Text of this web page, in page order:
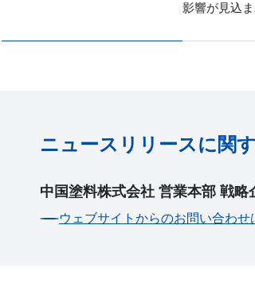
影響が見込
ニュースリリースに関
中国塗料株式会社 営業本部 戦略
ウェブサイトからのお問い合わせ